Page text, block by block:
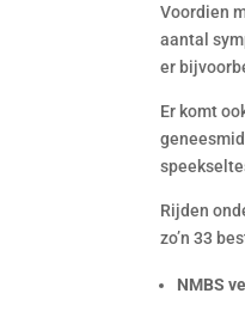
Voordien
aantal
er
Er komt
Rijden
zo’n 33
NMBS